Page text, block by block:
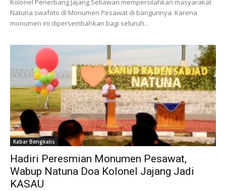
Kolonel Penerbang Jajang Setiawan mempersilahkan masyarakat
Natuna swafoto di Monumen Pesawat di bangunnya. Karena
monumen ini dipersembahkan bagi seluruh...
Kabar Bengkalis
Hadiri Peresmian Monumen Pesawat,
Wabup Natuna Doa Kolonel Jajang Jadi
KASAU